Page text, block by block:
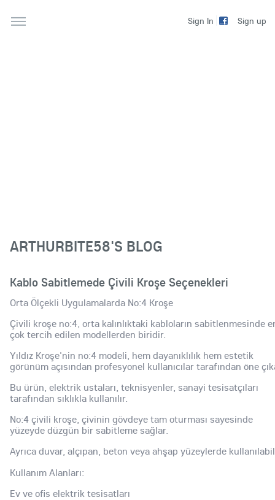
Sign In Sign up
ARTHURBITE58'S BLOG
Kablo Sabitlemede Çivili Kroşe Seçenekleri
Orta Ölçekli Uygulamalarda No:4 Kroşe
Çivili kroşe no:4, orta kalınlıktaki kabloların sabitlenmesinde
çok tercih edilen modellerden biridir.
Yıldız Kroşe'nin no:4 modeli, hem dayanıklılık hem estetik
görünüm açısından profesyonel kullanıcılar tarafından öne
Bu ürün, elektrik ustaları, teknisyenler, sanayi tesisatçıları
tarafından sıklıkla kullanılır.
No:4 çivili kroşe, çivinin gövdeye tam oturması sayesinde
yüzeyde düzgün bir sabitleme sağlar.
Ayrıca duvar, alçıpan, beton veya ahşap yüzeylerde
Kullanım Alanları:
Ev ve ofis elektrik tesisatları